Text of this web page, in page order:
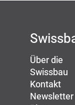
Über die
Swissbau
Kontakt
Newsletter